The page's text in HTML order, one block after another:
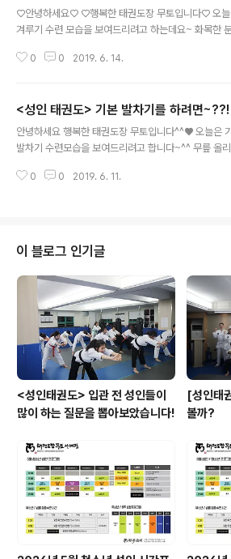
♡안녕하세요♡ ♡행복한 태권도장 무토입니다♡ 오
겨루기 수련 모습을 보여드리려고 하는데요~ 화목한
하였습니다!! 기분 좋은 모습을 다함께 보러 가시죠~!!
보기 좋네요~♡♡ 화목할 때는 화목하게, 진지할 때는 진
지하게~ 열심히 집중하여 수련하는 모습이 너무 멋있
기 좋습니다♡♡
0 0 2019. 6. 14.
<성인 태권도> 기본 발차기를 하려면~??!
안녕하세요 행복한 태권도장 무토입니다^^♥ 오늘은
발차기 수련모습을 보여드리려고 합니다~^^ 무릎 올
미트에다가도 찹니다!!
0 0 2019. 6. 11.
이 블로그 인기글
<성인태권도> 입관 전 성인들이
많이 하는 질문을 뽑아보았습니다!
[성인태
볼까?